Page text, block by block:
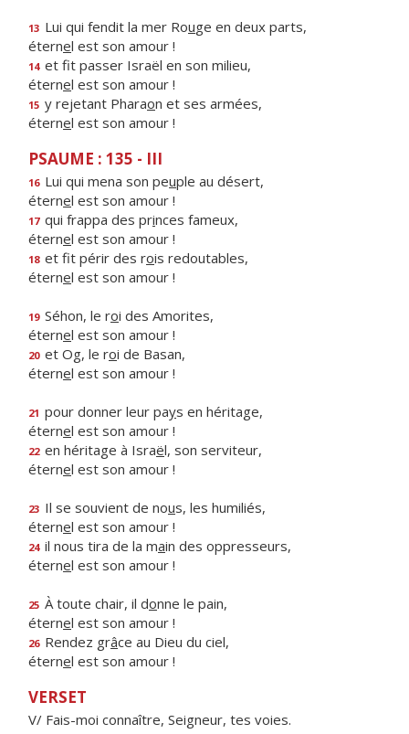
13 Lui qui fendit la mer Rouge en deux parts,
éternel est son amour !
14 et fit passer Israël en son milieu,
éternel est son amour !
15 y rejetant Pharaon et ses armées,
éternel est son amour !
PSAUME : 135 - III
16 Lui qui mena son peuple au désert,
éternel est son amour !
17 qui frappa des princes fameux,
éternel est son amour !
18 et fit périr des rois redoutables,
éternel est son amour !
19 Séhon, le roi des Amorites,
éternel est son amour !
20 et Og, le roi de Basan,
éternel est son amour !
21 pour donner leur pays en héritage,
éternel est son amour !
22 en héritage à Israël, son serviteur,
éternel est son amour !
23 Il se souvient de nous, les humiliés,
éternel est son amour !
24 il nous tira de la main des oppresseurs,
éternel est son amour !
25 À toute chair, il donne le pain,
éternel est son amour !
26 Rendez grâce au Dieu du ciel,
éternel est son amour !
VERSET
V/ Fais-moi connaître, Seigneur, tes voies.